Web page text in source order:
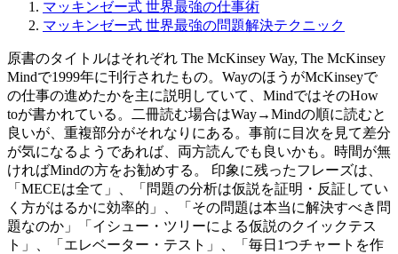
マッキンゼー式 世界最強の仕事術
マッキンゼー式 世界最強の問題解決テクニック
原書のタイトルはそれぞれ The McKinsey Way, The McKinsey
Mindで1999年に刊行されたもの。WayのほうがMcKinseyで
の仕事の進めたかを主に説明していて、MindではそのHow
toが書かれている。二冊読む場合はWay→Mindの順に読むと
良いが、重複部分がそれなりにある。事前に目次を見て差分
が気になるようであれば、両方読んでも良いかも。時間が無
ければMindの方をお勧めする。 印象に残ったフレーズは、
「MECEは全て」、「問題の分析は仮説を証明・反証してい
く方がはるかに効率的」、「その問題は本当に解決すべき問
題なのか」「イシュー・ツリーによる仮説のクイックテス
ト」、「エレベーター・テスト」、「毎日1つチャートを作